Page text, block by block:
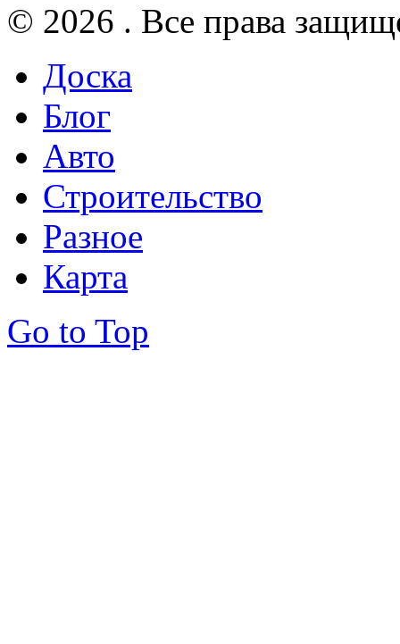
© 2026 . Все права
Доска
Блог
Авто
Строительство
Разное
Карта
Go to Top